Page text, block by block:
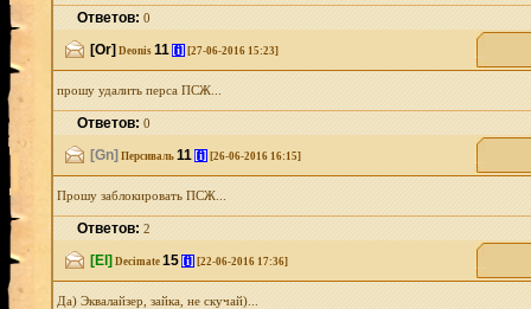
Ответов:0
[Or] Deonis 11 [i] [27-06-2016 15:23]
прошу удалить перса ПСЖ...
Ответов:0
[Gn] Персиваль 11 [i] [26-06-2016 16:15]
Прошу заблокировать ПСЖ...
Ответов:2
[El] Decimate 15 [i] [22-06-2016 17:36]
Да) Эквалайзер, зайка, не скучай)...